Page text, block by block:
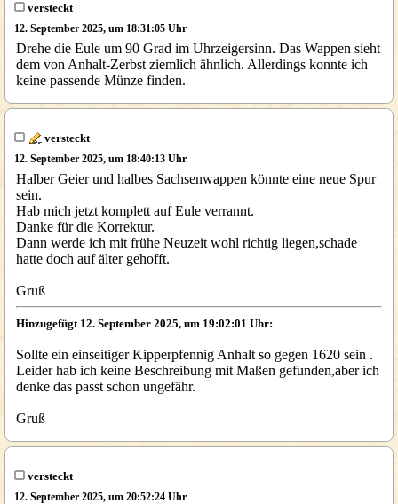
versteckt
12. September 2025, um 18:31:05 Uhr
Drehe die Eule um 90 Grad im Uhrzeigersinn. Das Wappen sieht
dem von Anhalt-Zerbst ziemlich ähnlich. Allerdings konnte ich
keine passende Münze finden.
versteckt
12. September 2025, um 18:40:13 Uhr
Halber Geier und halbes Sachsenwappen könnte eine neue Spur
sein.
Hab mich jetzt komplett auf Eule verrannt.
Danke für die Korrektur.
Dann werde ich mit frühe Neuzeit wohl richtig liegen,schade
hatte doch auf älter gehofft.
Gruß
Hinzugefügt 12. September 2025, um 19:02:01 Uhr:
Sollte ein einseitiger Kipperpfennig Anhalt so gegen 1620 sein .
Leider hab ich keine Beschreibung mit Maßen gefunden,aber ich
denke das passt schon ungefähr.
Gruß
versteckt
12. September 2025, um 20:52:24 Uhr